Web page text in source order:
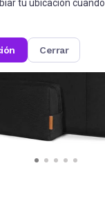
tu ubicación cuando
cerrar